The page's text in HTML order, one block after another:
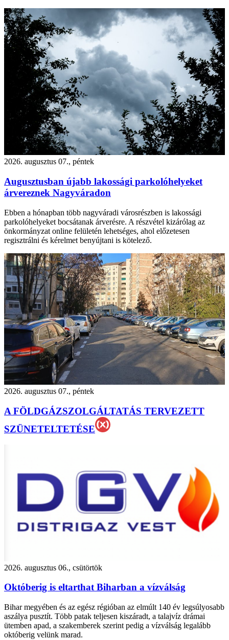
2026. augusztus 07., péntek
Augusztusban újabb lakossági parkolóhelyeket
árvereznek Nagyváradon
Ebben a hónapban több nagyváradi városrészben is lakossági
parkolóhelyeket bocsátanak árverésre. A részvétel kizárólag az
önkormányzat online felületén lehetséges, ahol előzetesen
regisztrálni és kérelmet benyújtani is kötelező.
2026. augusztus 07., péntek
A FÖLDGÁZSZOLGÁLTATÁS TERVEZETT
SZÜNETELTETÉSE
2026. augusztus 06., csütörtök
Októberig is eltarthat Biharban a vízválság
Bihar megyében és az egész régióban az elmúlt 140 év legsúlyosabb
aszálya pusztít. Több patak teljesen kiszáradt, a talajvíz drámai
ütemben apad, a szakemberek szerint pedig a vízválság legalább
októberig velünk marad.